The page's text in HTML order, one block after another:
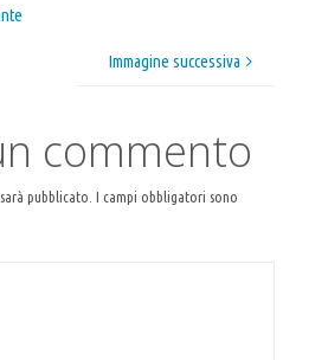
Immagine successiva
commento
pubblicato. I campi obbligatori sono